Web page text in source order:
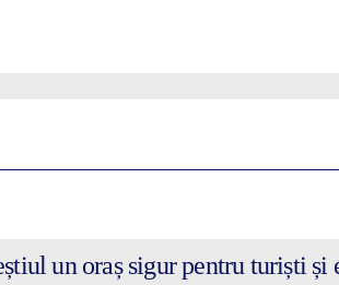
un oraș sigur pentru turiști și